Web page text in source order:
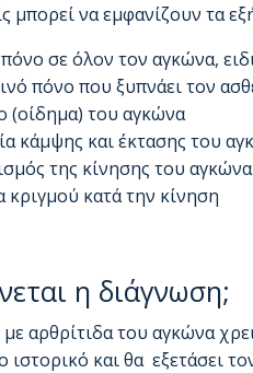
μπορεί να εμφανίζουν τα
σε όλον τον αγκώνα,
πόνο που ξυπνάει τον
(οίδημα) του αγκώνα
κάμψης και έκτασης του
της κίνησης του αγκώνα
κριγμού κατά την κίνηση
η διάγνωση;
αρθρίτιδα του αγκώνα
ιστορικό και θα εξετάσει